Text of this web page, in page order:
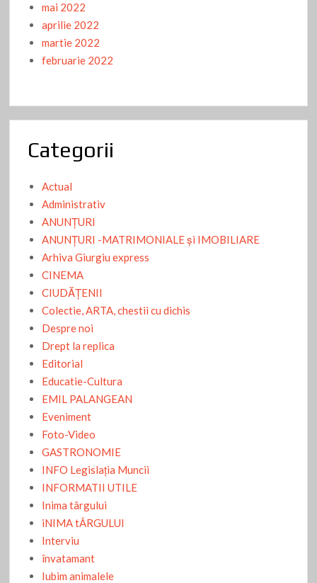
mai 2022
aprilie 2022
martie 2022
februarie 2022
Categorii
Actual
Administrativ
ANUNŢURI
ANUNŢURI -MATRIMONIALE şi IMOBILIARE
Arhiva Giurgiu express
CINEMA
CIUDĂŢENII
Colectie, ARTA, chestii cu dichis
Despre noi
Drept la replica
Editorial
Educatie-Cultura
EMIL PALANGEAN
Eveniment
Foto-Video
GASTRONOMIE
INFO Legislaţia Muncii
INFORMATII UTILE
Inima târgului
iNIMA tÂRGULUI
Interviu
învatamant
Iubim animalele